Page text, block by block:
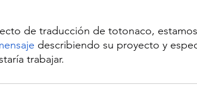
de traducción de totonaco,
describiendo su proyecto y
trabajar.